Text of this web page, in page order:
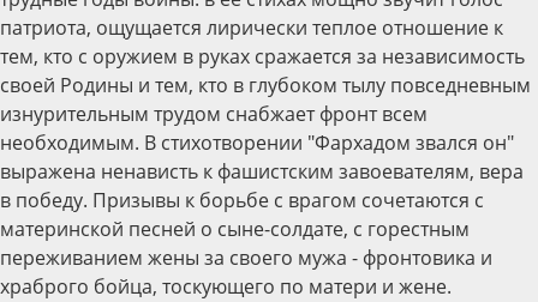
патриота, ощущается лирически теплое отношение к
тем, кто с оружием в руках сражается за независимость
своей Родины и тем, кто в глубоком тылу повседневным
изнурительным трудом снабжает фронт всем
необходимым. В стихотворении "Фархадом звался он"
выражена ненависть к фашистским завоевателям, вера
в победу. Призывы к борьбе с врагом сочетаются с
материнской песней о сыне-солдате, с горестным
переживанием жены за своего мужа - фронтовика и
храброго бойца, тоскующего по матери и жене.